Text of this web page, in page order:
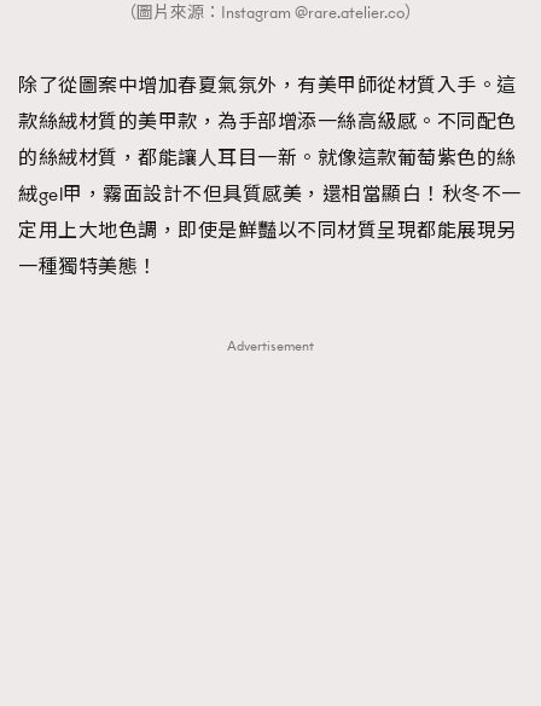
（圖片來源：Instagram @rare.atelier.co）
除了從圖案中增加春夏氣氛外，有美甲師從材質入手。這
款絲絨材質的美甲款，為手部增添一絲高級感。不同配色
的絲絨材質，都能讓人耳目一新。就像這款葡萄紫色的絲
絨gel甲，霧面設計不但具質感美，還相當顯白！秋冬不一
定用上大地色調，即使是鮮豔以不同材質呈現都能展現另
一種獨特美態！
Advertisement